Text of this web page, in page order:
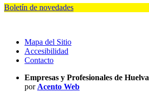
Boletín de novedades
Mapa del Sitio
Accesibilidad
Contacto
Empresas y Profesionales de Huelva
por Acento Web